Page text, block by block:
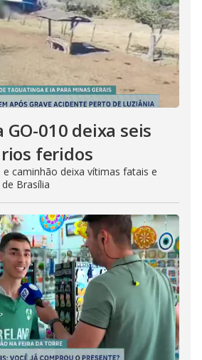
010 deixa seis
feridos
caminhão deixa vítimas fatais e
Brasília